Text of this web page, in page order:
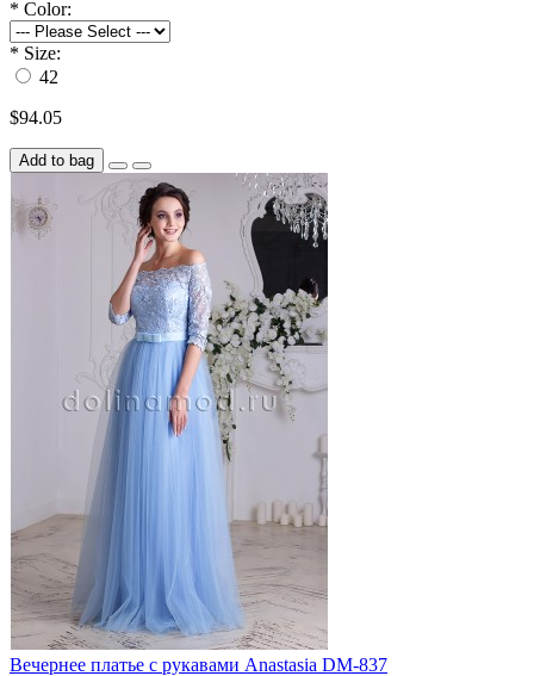
* Color:
* Size:
42
$94.05
Add to bag
Вечернее платье с рукавами Anastasia DM-837